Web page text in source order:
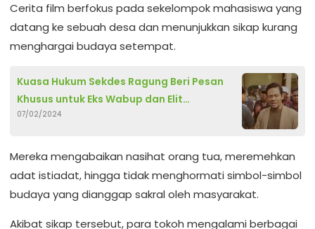
Cerita film berfokus pada sekelompok mahasiswa yang
datang ke sebuah desa dan menunjukkan sikap kurang
menghargai budaya setempat.
Kuasa Hukum Sekdes Ragung Beri Pesan
Khusus untuk Eks Wabup dan Elit
Kabupaten Sampang Soal Penggunaan
07/02/2024
Mereka mengabaikan nasihat orang tua, meremehkan
adat istiadat, hingga tidak menghormati simbol-simbol
budaya yang dianggap sakral oleh masyarakat.
Akibat sikap tersebut, para tokoh mengalami berbagai